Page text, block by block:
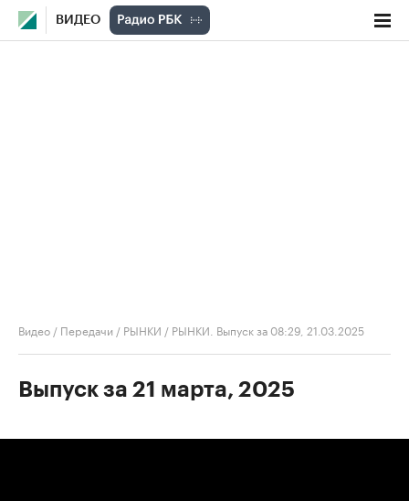
ВИДЕО
Видео / Передачи / РЫНКИ / РЫНКИ. Выпуск за 08:29, 21.03.2025
Выпуск за 21 марта, 2025